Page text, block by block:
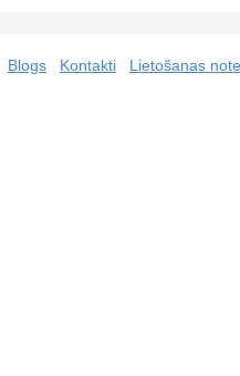
Blogs Kontakti Lietošanas